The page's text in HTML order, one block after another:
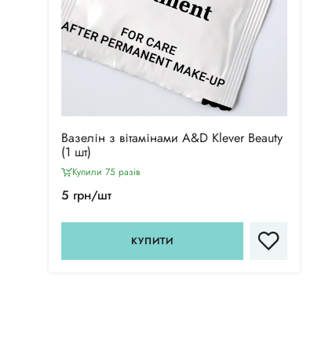
Вазелін з вітамінами А&D Klever Beauty
(1 шт)
Купили 75 разiв
5 грн/шт
КУПИТИ